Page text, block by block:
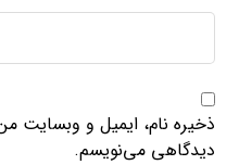
ذخیره نام، ایمیل و وبسایت
دیدگاهی می‌نویسم.